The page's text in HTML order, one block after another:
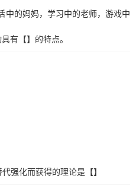
中的妈妈，学习中的老师，游戏中
有【】的特点。
强化而获得的理论是【】